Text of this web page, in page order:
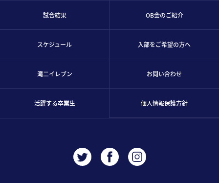
試合結果
スケジュール
滝二イレブン
活躍する卒業生
OB会のご紹介
入部をご希望の方へ
お問い合わせ
個人情報保護方針